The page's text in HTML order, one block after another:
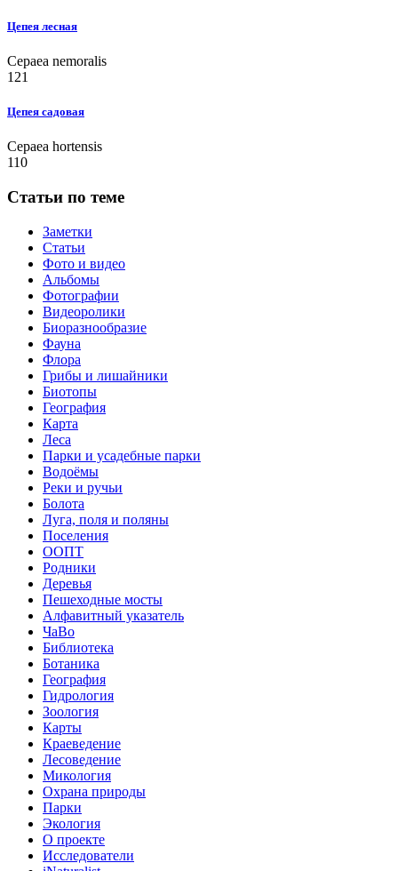
Цепея лесная
Cepaea nemoralis
121
Цепея садовая
Cepaea hortensis
110
Статьи по теме
Заметки
Статьи
Фото и видео
Альбомы
Фотографии
Видеоролики
Биоразнообразие
Фауна
Флора
Грибы и лишайники
Биотопы
География
Карта
Леса
Парки и усадебные парки
Водоёмы
Реки и ручьи
Болота
Луга, поля и поляны
Поселения
ООПТ
Родники
Деревья
Пешеходные мосты
Алфавитный указатель
ЧаВо
Библиотека
Ботаника
География
Гидрология
Зоология
Карты
Краеведение
Лесоведение
Микология
Охрана природы
Парки
Экология
О проекте
Исследователи